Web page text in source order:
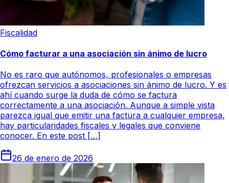
Fiscalidad
Cómo facturar a una asociación sin ánimo de lucro
No es raro que autónomos, profesionales o empresas
ofrezcan servicios a asociaciones sin ánimo de lucro. Y es
ahí cuando surge la duda de cómo se factura
correctamente a una asociación. Aunque a simple vista
parezca igual que emitir una factura a cualquier empresa,
hay particularidades fiscales y legales que conviene
conocer. En este post […]
26 de enero de 2026